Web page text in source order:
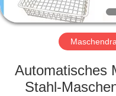
FABRIK-
AUSFLUG
Automatisches
Stahl-